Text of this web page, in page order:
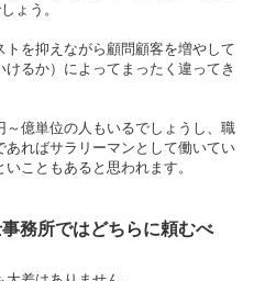
ょう。
を抑えながら顧問顧客を増やして
るか）によってまったく違ってき
億単位の人もいるでしょうし、職
ればサラリーマンとして働いてい
こともあると思われます。
務所ではどちらに頼むべ